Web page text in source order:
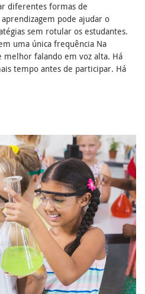
diferentes formas de
pode ajudar o
sem rotular os estudantes.
uma única frequência Na
melhor falando em voz alta. Há
tempo antes de participar. Há